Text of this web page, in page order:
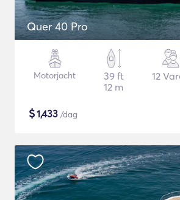
Quer 40 Pro
Motorjacht
39 ft
12 m
12
$1,433 /dag